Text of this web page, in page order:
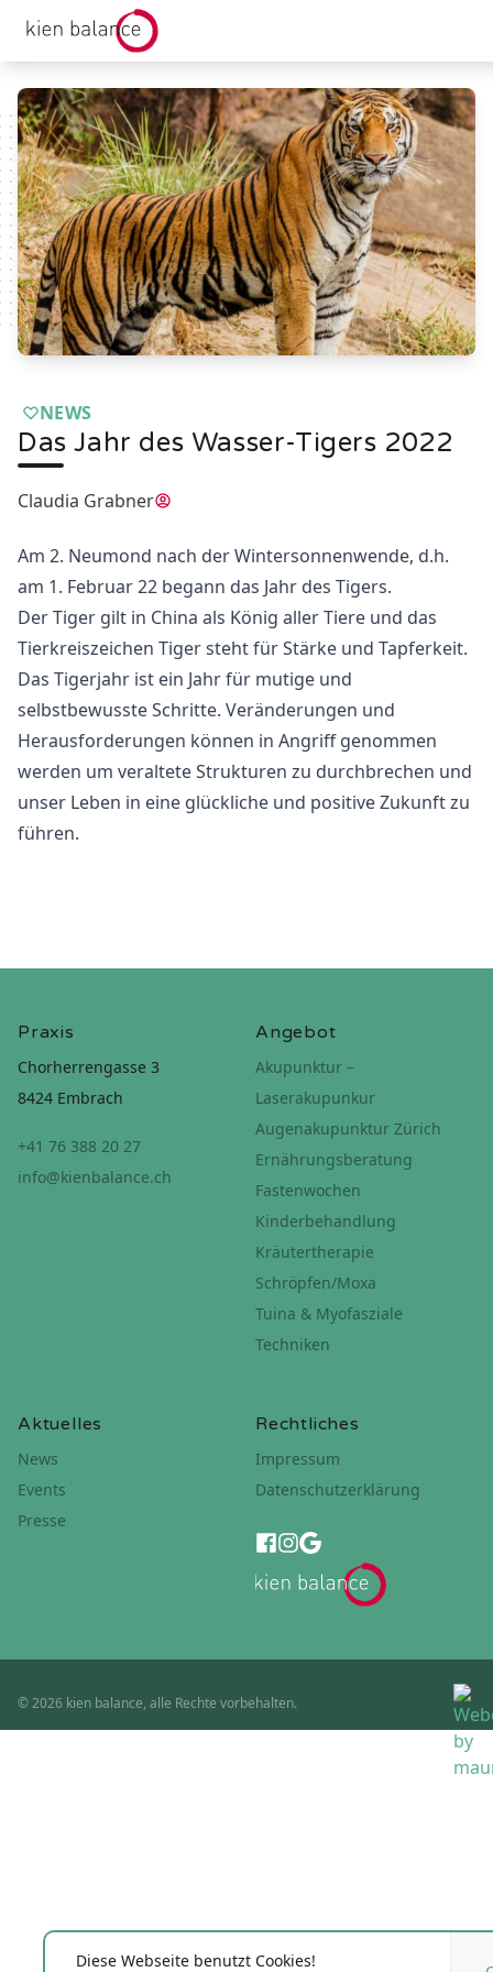
kienbalance Logo
NEWS
Das Jahr des Wasser-Tigers 2022
Claudia Grabner
Am 2. Neumond nach der Wintersonnenwende, d.h.
am 1. Februar 22 begann das Jahr des Tigers.
Der Tiger gilt in China als König aller Tiere und das
Tierkreiszeichen Tiger steht für Stärke und Tapferkeit.
Das Tigerjahr ist ein Jahr für mutige und
selbstbewusste Schritte. Veränderungen und
Herausforderungen können in Angriff genommen
werden um veraltete Strukturen zu durchbrechen und
unser Leben in eine glückliche und positive Zukunft zu
führen.
Rechtliches
Impressum
Datenschutzerklärung
Praxis
Chorherrengasse 3
8424 Embrach
+41 76 388 20 27
info@kienbalance.ch
Angebot
Akupunktur –
Laserakupunkur
Augenakupunktur Zürich
Ernährungsberatung
Fastenwochen
Kinderbehandlung
Kräutertherapie
Schröpfen/Moxa
Tuina & Myofasziale
Techniken
Aktuelles
News
Events
Presse
© 2026 kien balance, alle Rechte vorbehalten.
Diese Webseite benutzt Cookies!